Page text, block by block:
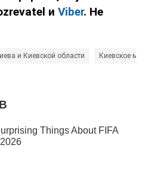
и Viber. Не
и Киевской области Киевское